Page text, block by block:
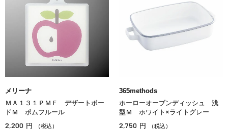
メリーナ
ＭＡ１３１ＰＭＦ デザートボー
ドＭ ポムフルール
2,200 円 （税込）
365methods
ホーローオーブンディッシュ 浅
型Ｍ ホワイト×ライトグレー
2,750 円 （税込）